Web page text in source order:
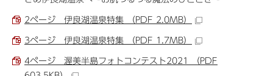
2ページ 伊良湖温泉特集 （PDF 2.0MB）
3ページ 伊良湖温泉特集 （PDF 1.7MB）
4ページ 渥美半島フォトコンテスト2021 （PDF